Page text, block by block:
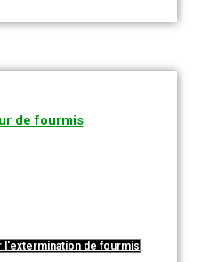
de fourmis
l'extermination de fourmis